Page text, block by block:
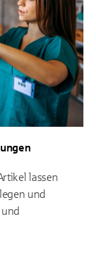
lassen
und